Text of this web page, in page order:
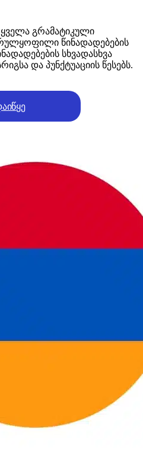
გრამატიკული
წინადადებების
სხვადასხვა
და პუნქტუაციის წესებს.